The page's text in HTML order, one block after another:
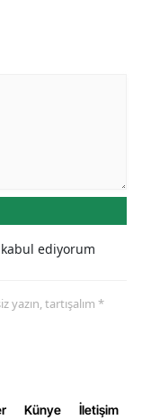
ediyorum
tartışalım *
Künye İletişim